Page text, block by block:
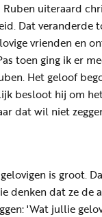
uiteraard
Dat veranderde
vrienden en
toen ging ik er
Het geloof
besloot hij om
dat wil niet
is groot.
denken dat ze
'Wat jullie